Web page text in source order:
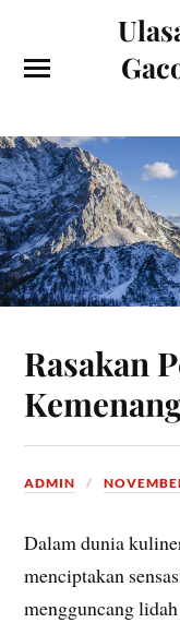
Rasakan
ADMIN
Dalam dunia
menciptakan
mengguncang